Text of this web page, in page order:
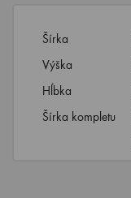
Šírka
Výška
Hĺbka
Šírka kompletu